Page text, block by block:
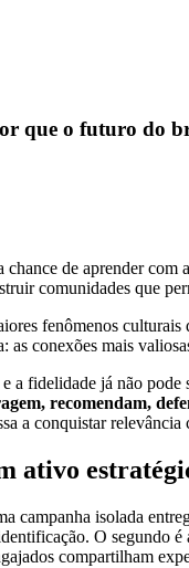
que o futuro do
de aprender
comunidades que
fenômenos
as conexões mais
a fidelidade já não
recomendam,
a conquistar
ativo
campanha isolada
O
compartilham